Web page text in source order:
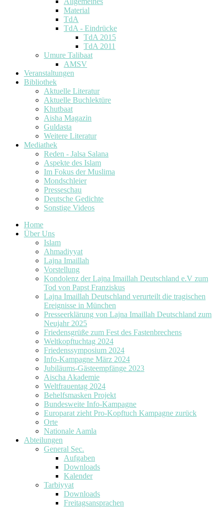
Material
TdA
TdA - Eindrücke
TdA 2015
TdA 2011
Umure Talibaat
AMSV
Veranstaltungen
Bibliothek
Aktuelle Literatur
Aktuelle Buchlektüre
Khutbaat
Aisha Magazin
Guldasta
Weitere Literatur
Mediathek
Reden - Jalsa Salana
Aspekte des Islam
Im Fokus der Muslima
Mondschleier
Presseschau
Deutsche Gedichte
Sonstige Videos
Home
Über Uns
Islam
Ahmadiyyat
Lajna Imaillah
Vorstellung
Kondolenz der Lajna Imaillah Deutschland e.V zum
Tod von Papst Franziskus
Lajna Imaillah Deutschland verurteilt die tragischen
Ereignisse in München
Presseerklärung von Lajna Imaillah Deutschland zum
Neujahr 2025
Friedensgrüße zum Fest des Fastenbrechens
Weltkopftuchtag 2024
Friedenssymposium 2024
Info-Kampagne März 2024
Jubiläums-Gästeempfänge 2023
Aischa Akademie
Weltfrauentag 2024
Behelfsmasken Projekt
Bundesweite Info-Kampagne
Europarat zieht Pro-Kopftuch Kampagne zurück
Orte
Nationale Aamla
Abteilungen
General Sec.
Aufgaben
Downloads
Kalender
Tarbiyyat
Downloads
Freitagsansprachen